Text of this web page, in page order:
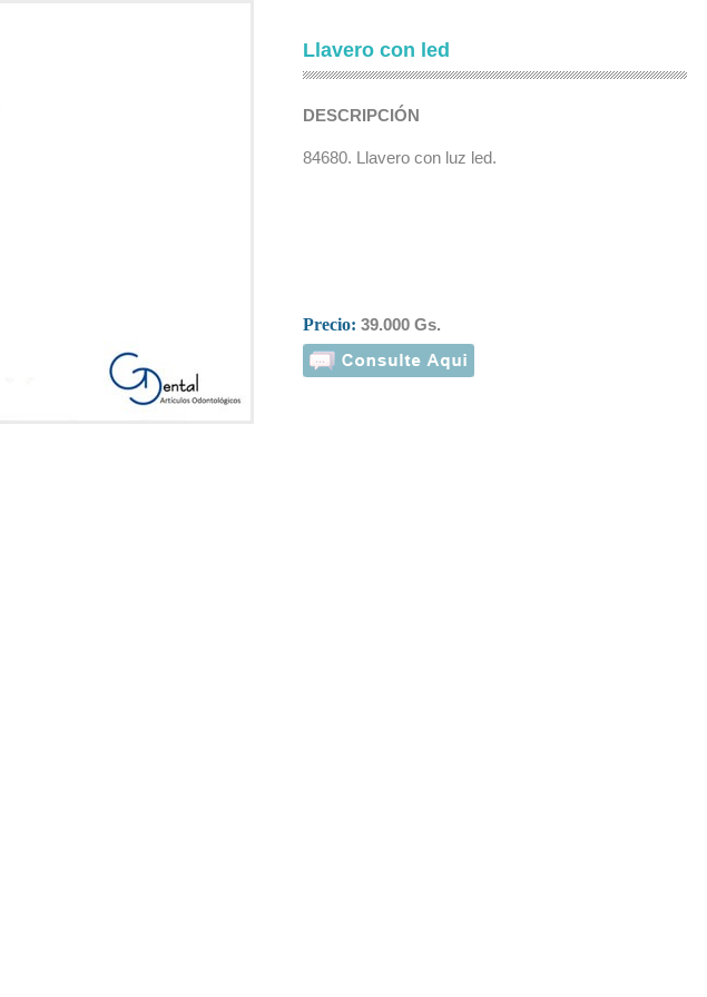
Llavero con led
DESCRIPCIÓN
84680. Llavero con luz led.
Precio: 39.000 Gs.